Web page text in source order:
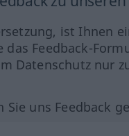
ist Ihnen
das Feedback-
Datenschutz nur
Sie uns Feedback